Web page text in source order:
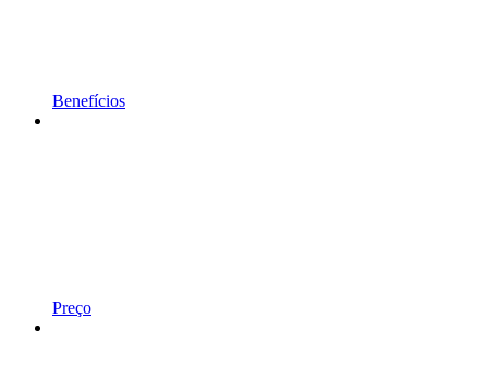
Benefícios
Preço